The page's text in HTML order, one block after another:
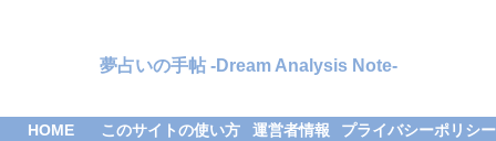
夢占いの手帖 -Dream Analysis Note-
HOME このサイトの使い方 運営者情報 プライバシーポリシー